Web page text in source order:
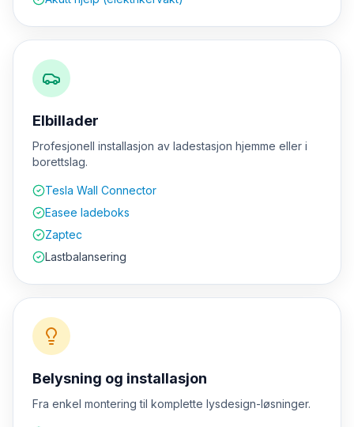
Elbillader
Profesjonell installasjon av ladestasjon hjemme eller i
borettslag.
Tesla Wall Connector
Easee ladeboks
Zaptec
Lastbalansering
Belysning og installasjon
Fra enkel montering til komplette lysdesign-løsninger.